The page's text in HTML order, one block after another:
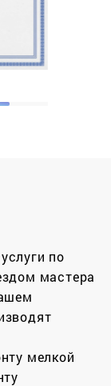
по
мастера
мелкой